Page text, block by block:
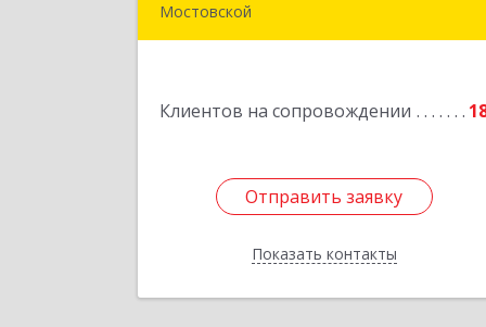
Мостовской
Клиентов на сопровождении
Отправить заявку
Показать контакты
корпус
Отправить заявку
Назад